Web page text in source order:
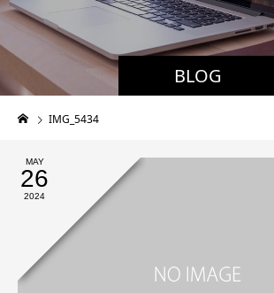
BLOG
IMG_5434
MAY
26
2024